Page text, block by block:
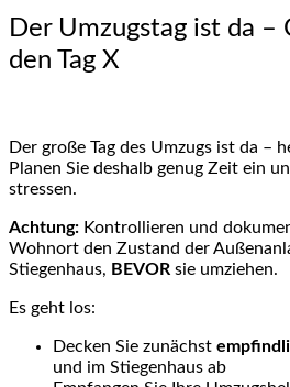
Der Umzugstag ist da –
den Tag X
Der große Tag des Umzugs ist da –
Planen Sie deshalb genug Zeit ein
stressen.
Achtung: Kontrollieren und
Wohnort den Zustand der
Stiegenhaus, BEVOR sie umziehen.
Es geht los:
Decken Sie zunächst
und im Stiegenhaus ab